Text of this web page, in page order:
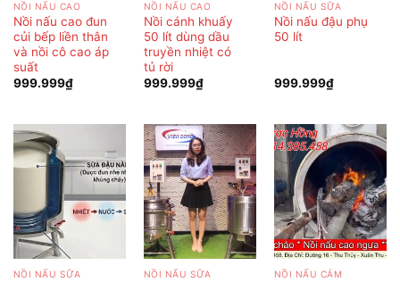
NỒI NẤU CAO
Nồi nấu cao đun
củi bếp liền thân
và nồi cô cao áp
suất
999.999₫
NỒI NẤU CAO
Nồi cánh khuấy
50 lít dùng dầu
truyền nhiệt có
tủ rời
999.999₫
NỒI NẤU SỮA
Nồi nấu đậu phụ
50 lít
999.999₫
NỒI NẤU SỮA NỒI NẤU SỮA NỒI NẤU CÁM